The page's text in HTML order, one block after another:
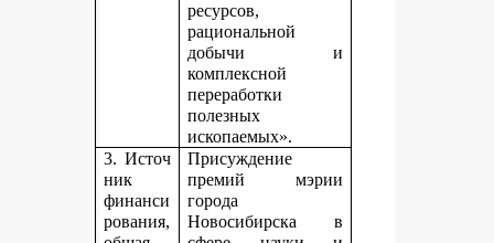
ресурсов,
рациональной
добычи и
комплексной
переработки
полезных
ископаемых».
3. Источ
ник
финанси
рования,
Присуждение
премий мэрии
города
Новосибирска в